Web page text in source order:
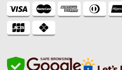
SAFE BROWSING